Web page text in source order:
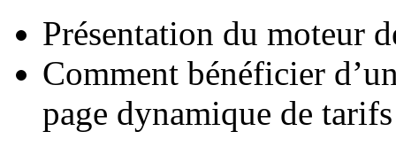
Présentation du moteur
Comment bénéficier
page dynamique de